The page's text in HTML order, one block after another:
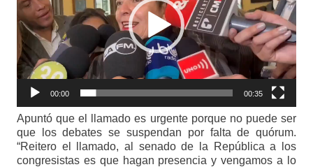
00:00 00:35
Apuntó que el llamado es urgente porque no puede ser
que los debates se suspendan por falta de quórum.
“Reitero el llamado, al senado de la República a los
congresistas es que hagan presencia y vengamos a lo